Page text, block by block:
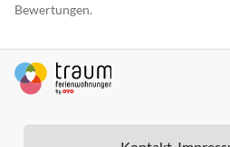
Bewertungen.